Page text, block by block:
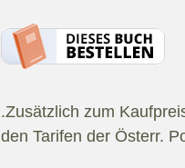
.Zusätzlich zum
den Tarifen der Österr.